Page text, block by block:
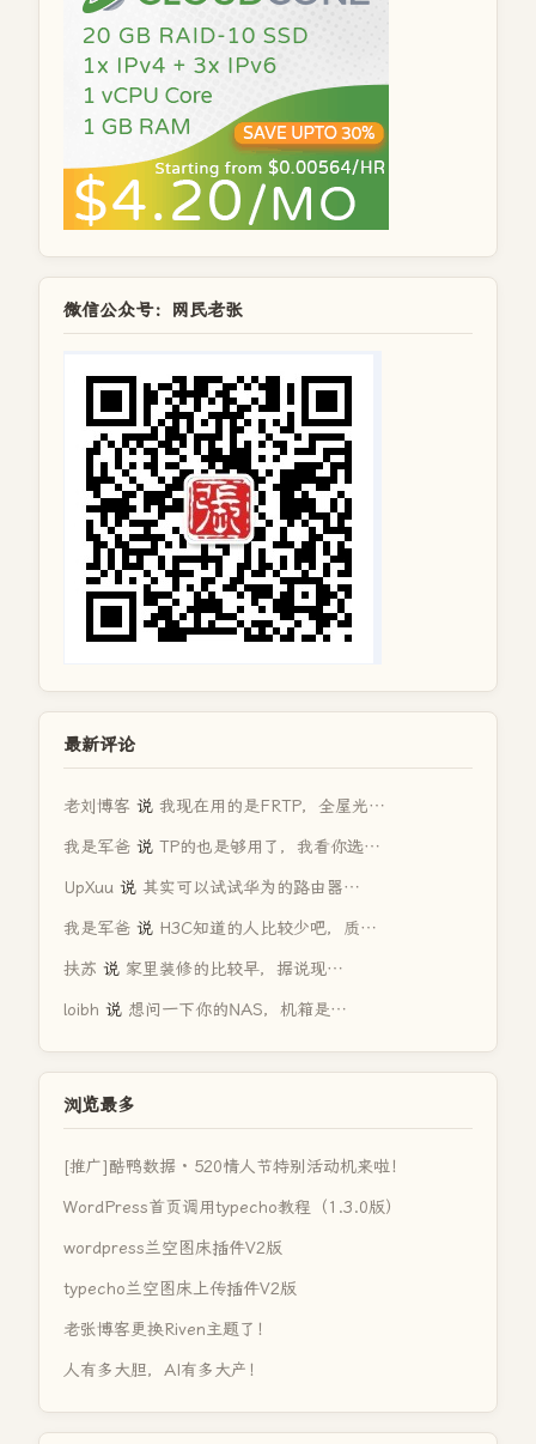
微信公众号：网民老张
最新评论
老刘博客 说 我现在用的是FRTP，全屋光…
我是军爸 说 TP的也是够用了，我看你选…
UpXuu 说 其实可以试试华为的路由器…
我是军爸 说 H3C知道的人比较少吧，质…
扶苏 说 家里装修的比较早，据说现…
loibh 说 想问一下你的NAS，机箱是…
浏览最多
[推广]酷鸭数据 · 520情人节特别活动机来啦！
WordPress首页调用typecho教程（1.3.0版）
wordpress兰空图床插件V2版
typecho兰空图床上传插件V2版
老张博客更换Riven主题了！
人有多大胆，AI有多大产！